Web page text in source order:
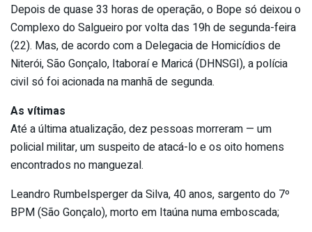
Depois de quase 33 horas de operação, o Bope só deixou o
Complexo do Salgueiro por volta das 19h de segunda-feira
(22). Mas, de acordo com a Delegacia de Homicídios de
Niterói, São Gonçalo, Itaboraí e Maricá (DHNSGI), a polícia
civil só foi acionada na manhã de segunda.
As vítimas
Até a última atualização, dez pessoas morreram — um
policial militar, um suspeito de atacá-lo e os oito homens
encontrados no manguezal.
Leandro Rumbelsperger da Silva, 40 anos, sargento do 7º
BPM (São Gonçalo), morto em Itaúna numa emboscada;